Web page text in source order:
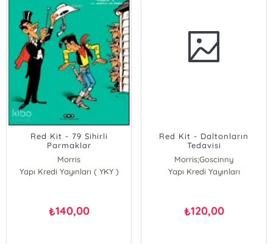
Red Kit - 79 Sihirli
Parmaklar
Morris
Yapı Kredi Yayınları ( YKY )
₺140,00
Red Kit - Daltonların
Tedavisi
Morris;Goscinny
Morris
Yapı Kredi Yayınları
₺120,00